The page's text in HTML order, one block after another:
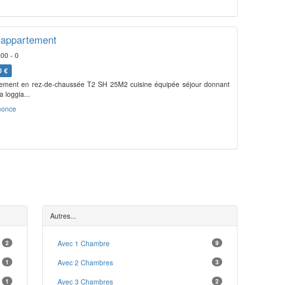
- 0
€
en rez-de-chaussée T2 SH 25M2 cuisine équipée séjour donnant
loggia...
2
1
1
Autres...
Avec 1 Chambre 9
Avec 2 Chambres 3
Avec 3 Chambres 2